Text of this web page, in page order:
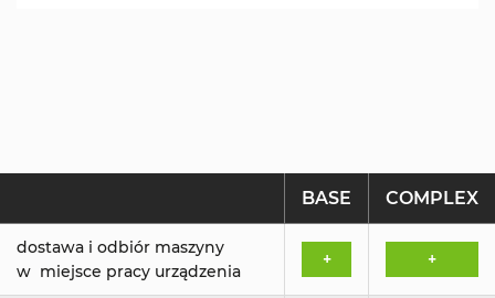
BASE COMPLEX
dostawa i odbiór maszyny
w miejsce pracy urządzenia
+ +